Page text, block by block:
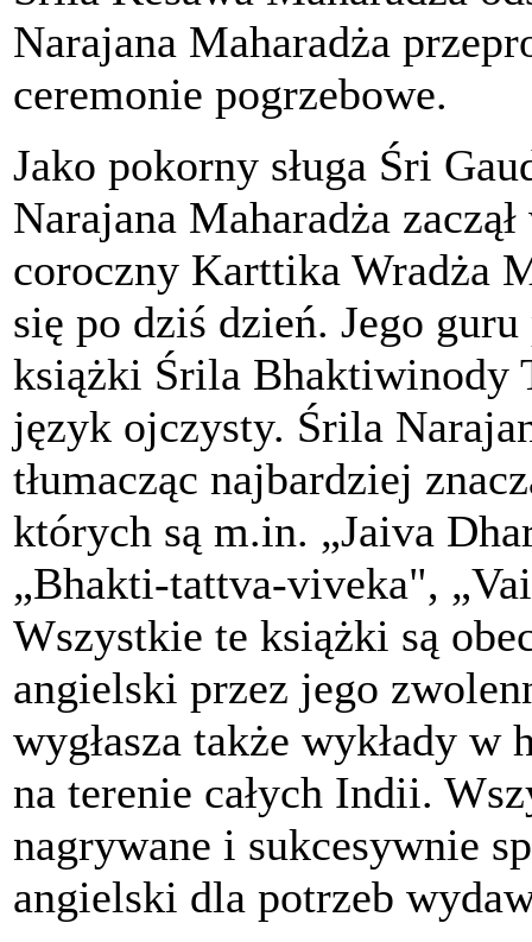
Narajana Maharadża
ceremonie pogrzebowe.
Jako pokorny sługa Śri
Narajana Maharadża
coroczny Karttika Wradża
się po dziś dzień. Jego guru
książki Śrila Bhaktiwinody
język ojczysty. Śrila
tłumacząc najbardziej
których są m.in. „Jaiva
„Bhakti-tattva-viveka",
Wszystkie te książki są
angielski przez jego
wygłasza także wykłady
na terenie całych Indii.
nagrywane i sukcesywnie
angielski dla potrzeb